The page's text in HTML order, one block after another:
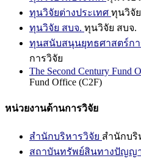
ทุนวิจัยต่างประเทศ ทุนวิจั
ทุนวิจัย สบจ. ทุนวิจัย สบจ.
ทุนสนับสนุนยุทธศาสตร์กา
การวิจัย
The Second Century Fund
Fund Office (C2F)
หน่วยงานด้านการวิจัย
สำนักบริหารวิจัย สำนักบริ
สถาบันทรัพย์สินทางปัญญ